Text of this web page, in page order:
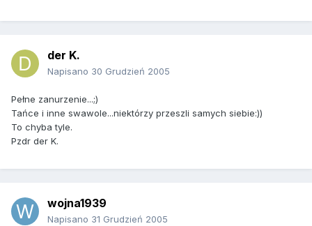
der K.
Napisano 30 Grudzień 2005
Pełne zanurzenie...;)
Tańce i inne swawole...niektórzy przeszli samych siebie:))
To chyba tyle.
Pzdr der K.
wojna1939
Napisano 31 Grudzień 2005